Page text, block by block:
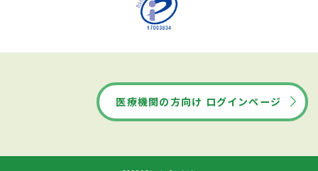
医療機関の方向け ログインページ